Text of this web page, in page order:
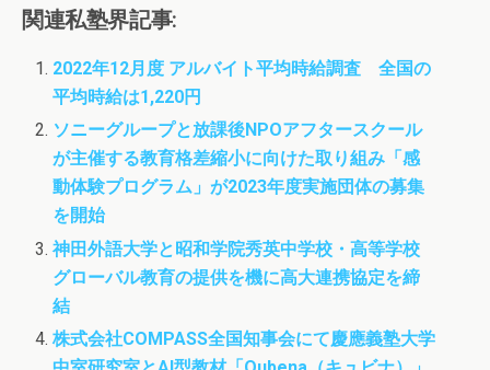
c
e
b
o
o
k
t
o
d
n
関連私塾界記事:
2022年12月度 アルバイト平均時給調査 全国の
平均時給は1,220円
ソニーグループと放課後NPOアフタースクール
が主催する教育格差縮小に向けた取り組み「感
動体験プログラム」が2023年度実施団体の募集
を開始
神田外語大学と昭和学院秀英中学校・高等学校
グローバル教育の提供を機に高大連携協定を締
結
株式会社COMPASS全国知事会にて慶應義塾大学